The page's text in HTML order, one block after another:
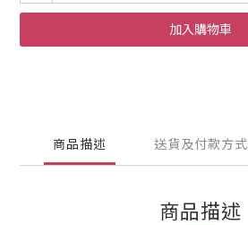
加入購物車
商品描述 送貨及付款方式
商品描述